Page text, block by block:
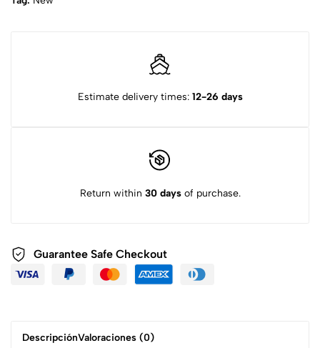
Estimate delivery times: 12-26 days
Return within 30 daysof purchase.
Guarantee Safe Checkout
DescripciónValoraciones (0)